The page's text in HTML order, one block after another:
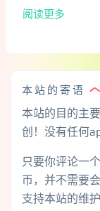
阅读更多
本站的寄语
本站的目的主
创！没有任何
只要你评论一
币，并不需要
支持本站的维